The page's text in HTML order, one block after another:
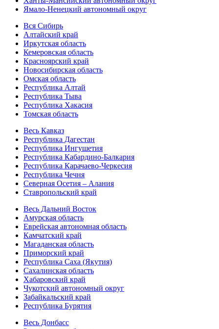
Ямало-Ненецкий автономный округ
Вся Сибирь
Алтайский край
Иркутская область
Кемеровская область
Красноярский край
Новосибирская область
Омская область
Республика Алтай
Республика Тыва
Республика Хакасия
Томская область
Весь Кавказ
Республика Дагестан
Республика Ингушетия
Республика Кабардино-Балкария
Республика Карачаево-Черкесия
Республика Чечня
Северная Осетия – Алания
Ставропольский край
Весь Дальний Восток
Амурская область
Еврейская автономная область
Камчатский край
Магаданская область
Приморский край
Республика Саха (Якутия)
Сахалинская область
Хабаровский край
Чукотский автономный округ
Забайкальский край
Республика Бурятия
Весь Донбасс